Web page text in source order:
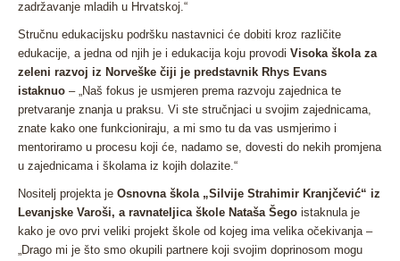
zadržavanje mladih u Hrvatskoj.“
Stručnu edukacijsku podršku nastavnici će dobiti kroz različite
edukacije, a jedna od njih je i edukacija koju provodi Visoka škola za
zeleni razvoj iz Norveške čiji je predstavnik Rhys Evans
istaknuo – „Naš fokus je usmjeren prema razvoju zajednica te
pretvaranje znanja u praksu. Vi ste stručnjaci u svojim zajednicama,
znate kako one funkcioniraju, a mi smo tu da vas usmjerimo i
mentoriramo u procesu koji će, nadamo se, dovesti do nekih promjena
u zajednicama i školama iz kojih dolazite.“
Nositelj projekta je Osnovna škola „Silvije Strahimir Kranjčević“ iz
Levanjske Varoši, a ravnateljica škole Nataša Šego istaknula je
kako je ovo prvi veliki projekt škole od kojeg ima velika očekivanja –
„Drago mi je što smo okupili partnere koji svojim doprinosom mogu